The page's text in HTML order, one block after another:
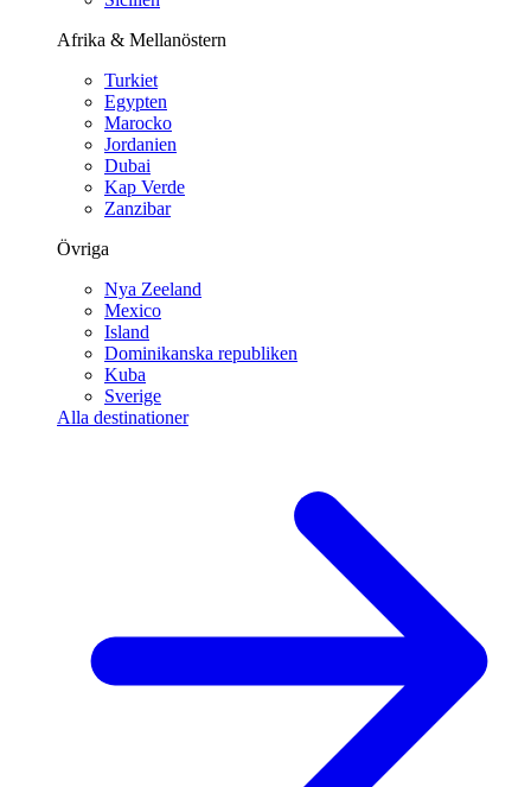
Afrika & Mellanöstern
Turkiet
Egypten
Marocko
Jordanien
Dubai
Kap Verde
Zanzibar
Övriga
Nya Zeeland
Mexico
Island
Dominikanska republiken
Kuba
Sverige
Alla destinationer